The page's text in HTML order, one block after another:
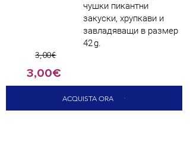
чушки пикантни
закуски, хрупкави и
завладяващи в размер
42 g.
3,00€
3,00€
ACQUISTA ORA